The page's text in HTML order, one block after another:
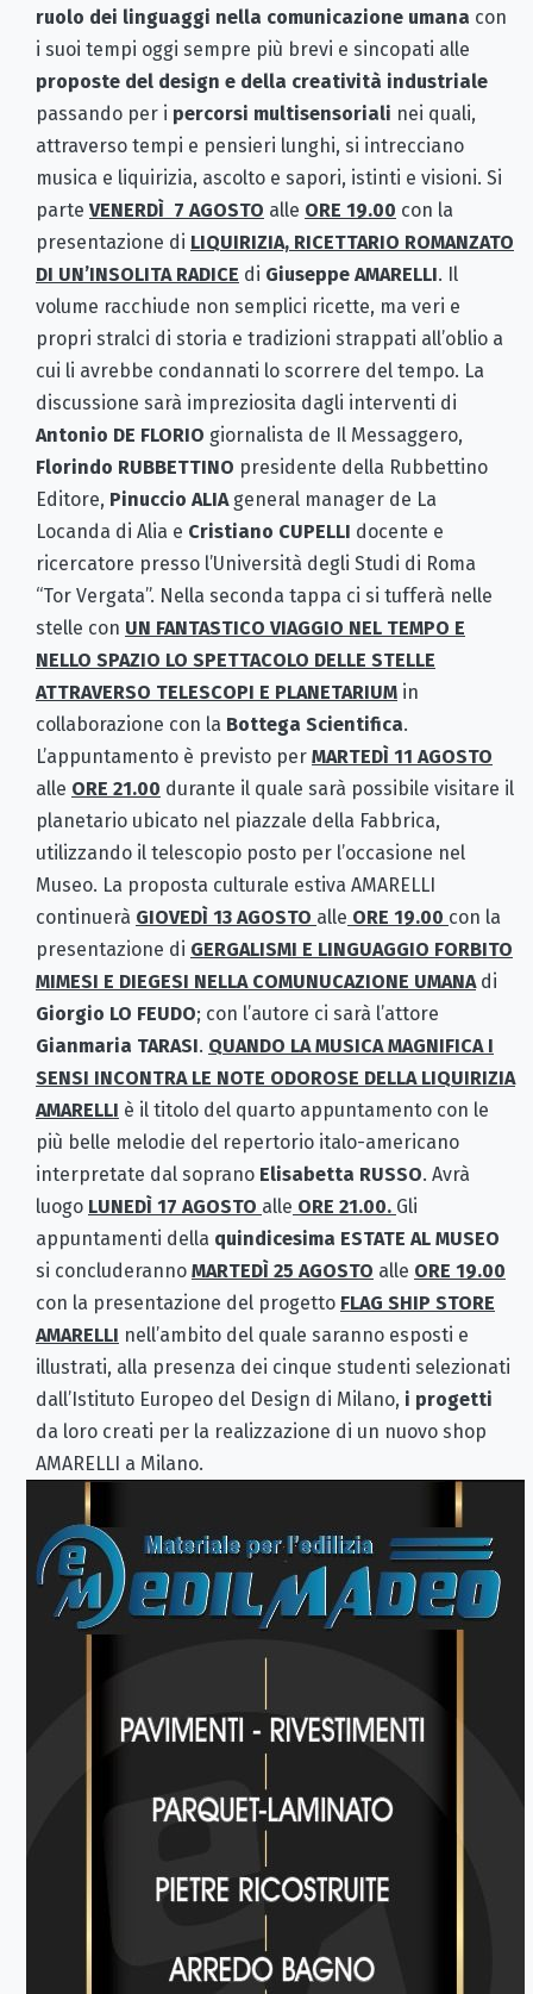
ruolo dei linguaggi nella comunicazione umana con
i suoi tempi oggi sempre più brevi e sincopati alle
proposte del design e della creatività industriale
passando per i percorsi multisensoriali nei quali,
attraverso tempi e pensieri lunghi, si intrecciano
musica e liquirizia, ascolto e sapori, istinti e visioni. Si
parte VENERDÌ 7 AGOSTO alle ORE 19.00 con la
presentazione di LIQUIRIZIA, RICETTARIO ROMANZATO
DI UN’INSOLITA RADICE di Giuseppe AMARELLI. Il
volume racchiude non semplici ricette, ma veri e
propri stralci di storia e tradizioni strappati all’oblio a
cui li avrebbe condannati lo scorrere del tempo. La
discussione sarà impreziosita dagli interventi di
Antonio DE FLORIO giornalista de Il Messaggero,
Florindo RUBBETTINO presidente della Rubbettino
Editore, Pinuccio ALIAgeneral manager de La
Locanda di Alia e Cristiano CUPELLI docente e
ricercatore presso l’Università degli Studi di Roma
“Tor Vergata”. Nella seconda tappa ci si tufferà nelle
stelle con UN FANTASTICO VIAGGIO NEL TEMPO E
NELLO SPAZIO LO SPETTACOLO DELLE STELLE
ATTRAVERSO TELESCOPI E PLANETARIUM in
collaborazione con la Bottega Scientifica.
L’appuntamento è previsto per MARTEDÌ 11 AGOSTO
alle ORE 21.00 durante il quale sarà possibile visitare il
planetario ubicato nel piazzale della Fabbrica,
utilizzando il telescopio posto per l’occasione nel
Museo. La proposta culturale estiva AMARELLI
continuerà GIOVEDÌ 13 AGOSTO alle ORE 19.00 con la
presentazione di GERGALISMI E LINGUAGGIO FORBITO
MIMESI E DIEGESI NELLA COMUNUCAZIONE UMANA di
Giorgio LO FEUDO; con l’autore ci sarà l’attore
Gianmaria TARASI. QUANDO LA MUSICA MAGNIFICA I
SENSI INCONTRA LE NOTE ODOROSE DELLA LIQUIRIZIA
AMARELLI è il titolo del quarto appuntamento con le
più belle melodie del repertorio italo-americano
interpretate dal soprano Elisabetta RUSSO. Avrà
luogo LUNEDÌ 17 AGOSTO alle ORE 21.00. Gli
appuntamenti della quindicesima ESTATE AL MUSEO
si concluderanno MARTEDÌ 25 AGOSTO alle ORE 19.00
con la presentazione del progetto FLAG SHIP STORE
AMARELLI nell’ambito del quale saranno esposti e
illustrati, alla presenza dei cinque studenti selezionati
dall’Istituto Europeo del Design di Milano, i progetti
da loro creati per la realizzazione di un nuovo shop
AMARELLI a Milano.